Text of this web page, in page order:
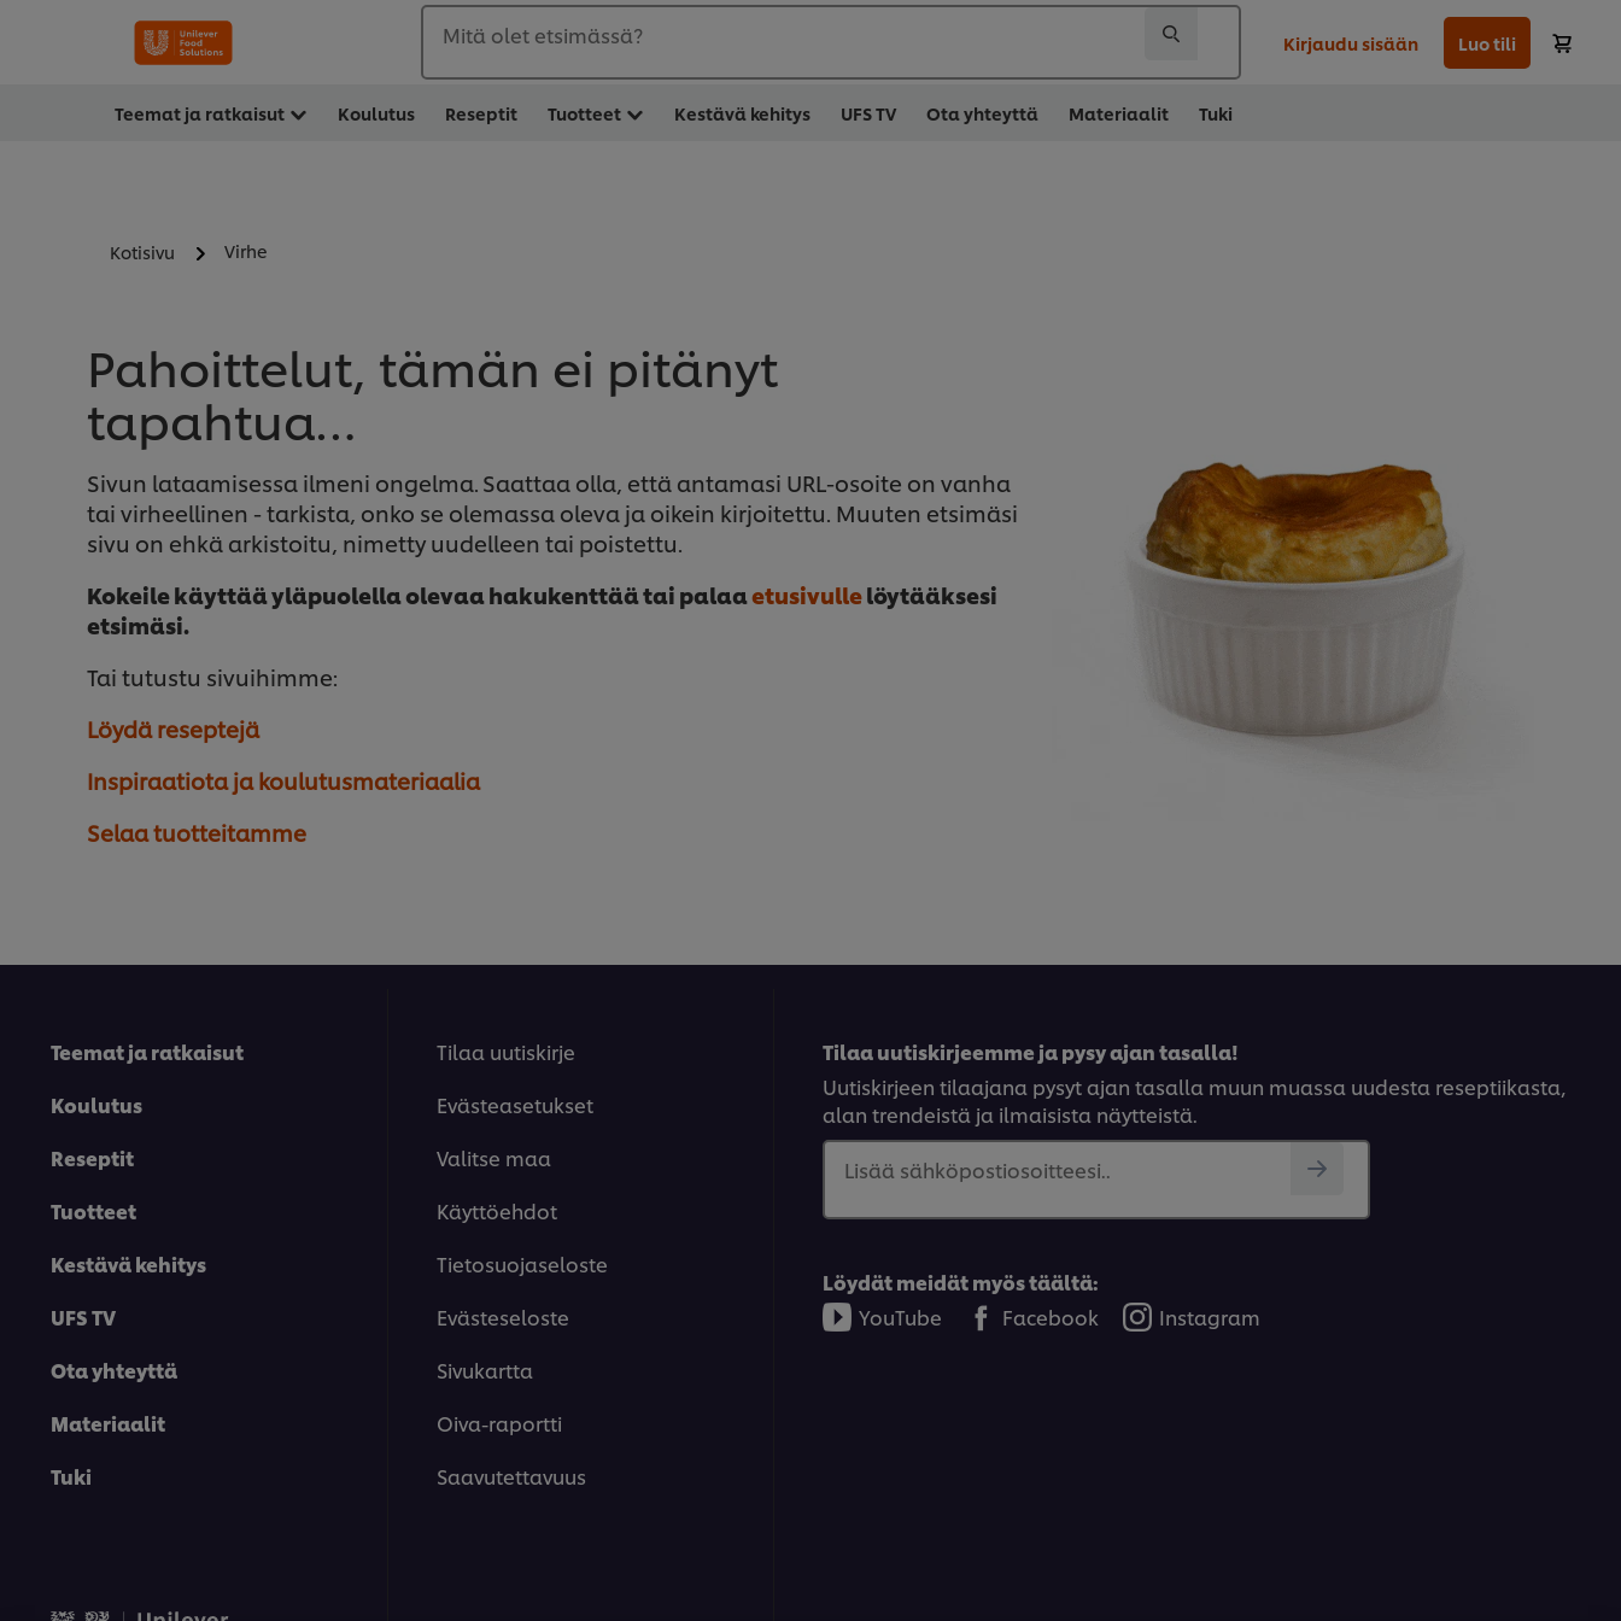
Mitä olet etsimässä? Kirjaudu sisään Luo tili
Teemat ja ratkaisut Koulutus Reseptit Tuotteet Kestävä kehitys UFS TV Ota yhteyttä Materiaalit Tuki
Kotisivu Virhe
Pahoittelut, tämän ei pitänyt
tapahtua…
Sivun lataamisessa ilmeni ongelma. Saattaa olla, että antamasi URL-osoite on vanha
tai virheellinen - tarkista, onko se olemassa oleva ja oikein kirjoitettu. Muuten etsimäsi
sivu on ehkä arkistoitu, nimetty uudelleen tai poistettu.
Kokeile käyttää yläpuolella olevaa hakukenttää tai palaaetusivullelöytääksesi
etsimäsi.
Tai tutustu sivuihimme:
Löydä reseptejä
Inspiraatiota ja koulutusmateriaalia
Selaa tuotteitamme
Teemat ja ratkaisut
Koulutus
Reseptit
Tuotteet
Kestävä kehitys
UFS TV
Ota yhteyttä
Materiaalit
Tuki
Tilaa uutiskirje
Evästeasetukset
Valitse maa
Käyttöehdot
Tietosuojaseloste
Evästeseloste
Sivukartta
Oiva-raportti
Saavutettavuus
Tilaa uutiskirjeemme ja pysy ajan tasalla!
Uutiskirjeen tilaajana pysyt ajan tasalla muun muassa uudesta reseptiikasta,
alan trendeistä ja ilmaisista näytteistä.
Lisää sähköpostiosoitteesi..
Löydät meidät myös täältä:
YouTube
Facebook Instagram